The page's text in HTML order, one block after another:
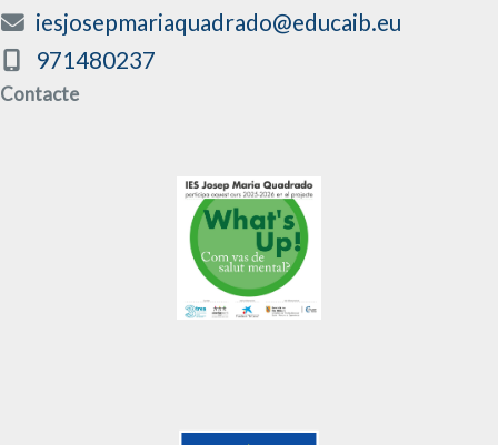
iesjosepmariaquadrado@educaib.eu
971480237
Contacte